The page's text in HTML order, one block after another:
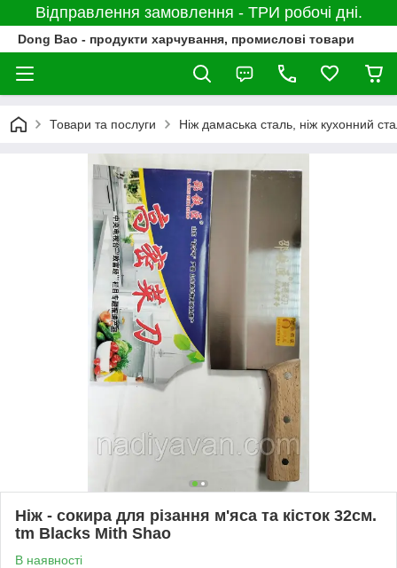
Відправлення замовлення - ТРИ робочі дні.
Dong Bao - продукти харчування, промислові товари
Товари та послуги Ніж дамаська сталь, ніж кухонний
Ніж - сокира для різання м'яса та кісток 32см.
tm Blacks Mith Shao
В наявності